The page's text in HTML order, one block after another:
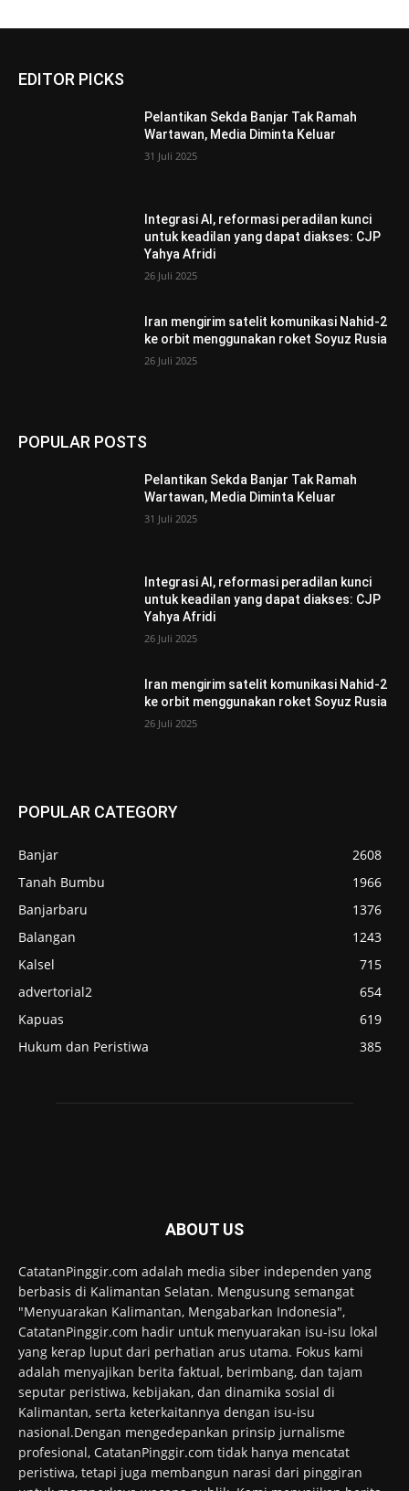
EDITOR PICKS
Pelantikan Sekda Banjar Tak Ramah
Wartawan, Media Diminta Keluar
31 Juli 2025
Integrasi AI, reformasi peradilan kunci
untuk keadilan yang dapat diakses: CJP
Yahya Afridi
26 Juli 2025
Iran mengirim satelit komunikasi Nahid-2
ke orbit menggunakan roket Soyuz Rusia
26 Juli 2025
POPULAR POSTS
Pelantikan Sekda Banjar Tak Ramah
Wartawan, Media Diminta Keluar
31 Juli 2025
Integrasi AI, reformasi peradilan kunci
untuk keadilan yang dapat diakses: CJP
Yahya Afridi
26 Juli 2025
Iran mengirim satelit komunikasi Nahid-2
ke orbit menggunakan roket Soyuz Rusia
26 Juli 2025
POPULAR CATEGORY
Banjar
2608
Tanah Bumbu
1966
Banjarbaru
1376
Balangan
1243
Kalsel
715
advertorial2
654
Kapuas
619
Hukum dan Peristiwa
385
ABOUT US
CatatanPinggir.com adalah media siber independen yang
berbasis di Kalimantan Selatan. Mengusung semangat
"Menyuarakan Kalimantan, Mengabarkan Indonesia",
CatatanPinggir.com hadir untuk menyuarakan isu-isu lokal
yang kerap luput dari perhatian arus utama. Fokus kami
adalah menyajikan berita faktual, berimbang, dan tajam
seputar peristiwa, kebijakan, dan dinamika sosial di
Kalimantan, serta keterkaitannya dengan isu-isu
nasional.Dengan mengedepankan prinsip jurnalisme
profesional, CatatanPinggir.com tidak hanya mencatat
peristiwa, tetapi juga membangun narasi dari pinggiran